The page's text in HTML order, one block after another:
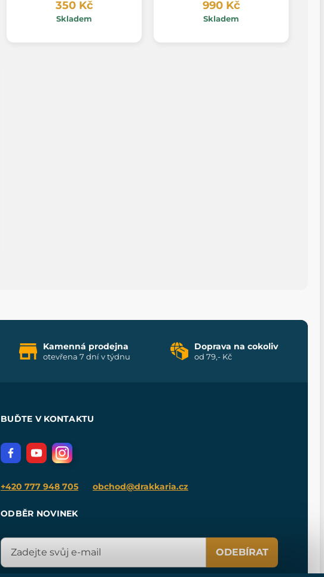
350 Kč
Skladem
990 Kč
Skladem
Kamenná prodejna
otevřena 7 dní v týdnu
Doprava na cokoliv
od 79,- Kč
BUĎTE V KONTAKTU
+420 777 948 705 obchod@drakkaria.cz
ODBĚR NOVINEK
ODEBÍRAT